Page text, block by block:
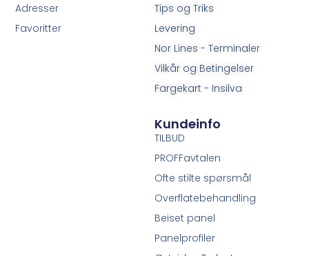
Tips og Triks
Levering
Nor Lines - Terminaler
Vilkår og Betingelser
Fargekart - Insilva
Adresser
Favoritter
Kundeinfo
TILBUD
PROFFavtalen
Ofte stilte spørsmål
Overflatebehandling
Beiset panel
Panelprofiler